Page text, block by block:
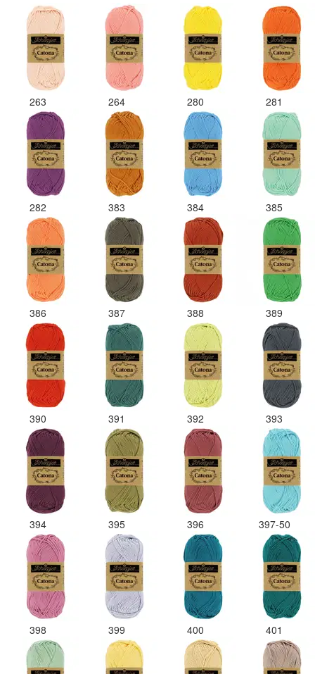
263 264 280 281
282 383 384 385
386 387 388 389
390 391 392 393
394 395 396 397-50
398 399 400 401